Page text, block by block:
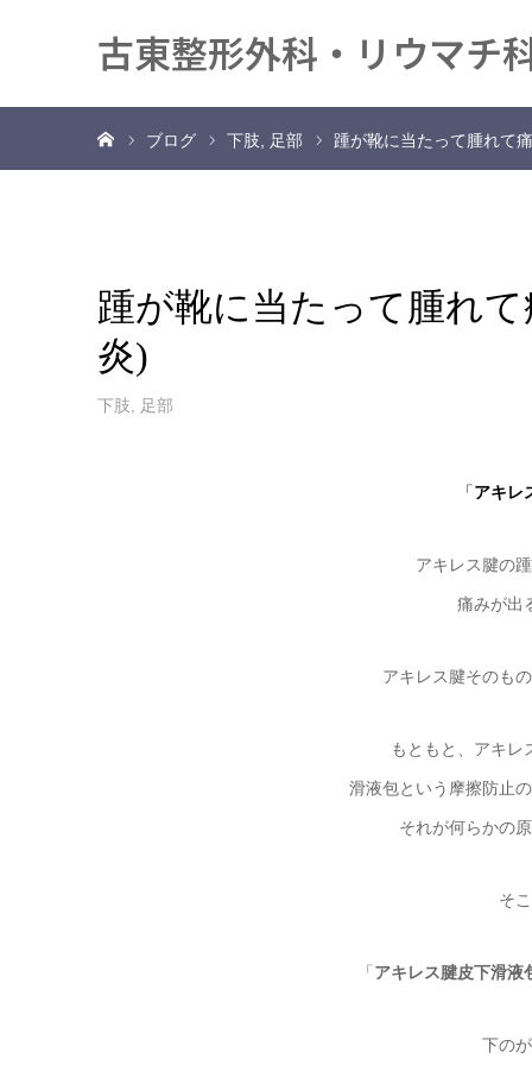
古東整形外科・リウマチ
ブログ 下肢 足部 踵が靴に当たって腫れて
踵が靴に当たって腫れ
炎)
下肢 足部
「アキレ
アキレス腱の
痛みが出
アキレス腱そのも
もともと、アキレ
滑液包という摩擦防止
それが何らかの
そ
「 アキレス腱皮下滑液
下の